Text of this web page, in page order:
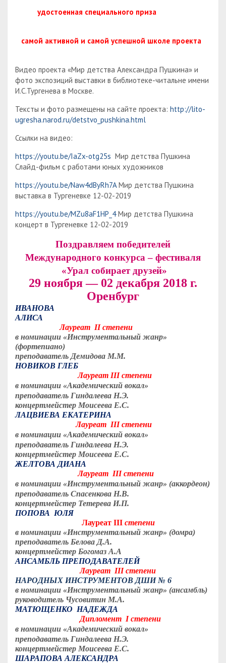
удостоенная специального приза
самой активной и самой успешной школе проекта
Видео проекта «Мир детства Александра Пушкина» и
фото экспозиций выставки в библиотеке-читальне имени
И.С.Тургенева в Москве.
Тексты и фото размещены на сайте проекта: http://lito-
ugresha.narod.ru/detstvo_pushkina.html
Ссылки на видео:
https://youtu.be/IaZx-otg25s Мир детства Пушкина
Слайд-фильм с работами юных художников
https://youtu.be/Naw4dByRh7AМир детства Пушкина
выставка в Тургеневке 12-02-2019
https://youtu.be/MZu8aF1HP_4Мир детства Пушкина
концерт в Тургеневке 12-02-2019
Поздравляем победителей
Международного конкурса – фестиваля
«Урал собирает друзей»
29 ноября — 02 декабря 2018 г.
Оренбург
ИВАНОВА
АЛИСА
Лауреат IIстепени
в номинации «Инструментальный жанр»
(фортепиано)
преподаватель Демидова М.М.
НОВИКОВ ГЛЕБ
Лауреат III степени
в номинации «Академический вокал»
преподаватель Гиндалеева Н.Э.
концертмейстер Моисеева Е.С.
ЛАЦВИЕВА ЕКАТЕРИНА
Лауреат III степени
в номинации «Академический вокал»
преподаватель Гиндалеева Н.Э.
концертмейстер Моисеева Е.С.
ЖЕЛТОВА ДИАНА
Лауреат III степени
в номинации «Инструментальный жанр» (аккордеон)
преподаватель Спасенкова Н.В.
концертмейстер Тетерева И.П.
ПОПОВА ЮЛЯ
Лауреат III степени
в номинации «Инструментальный жанр» (домра)
преподаватель Белова Д.А.
концертмейстер Богомаз А.А
АНСАМБЛЬ ПРЕПОДАВАТЕЛЕЙ
Лауреат III степени
НАРОДНЫХ ИНСТРУМЕНТОВ ДШИ № 6
в номинации «Инструментальный жанр» (ансамбль)
руководитель Чусовитин М.А.
МАТЮЩЕНКО НАДЕЖДА
Дипломент Iстепени
в номинации «Академический вокал»
преподаватель Гиндалеева Н.Э.
концертмейстер Моисеева Е.С.
ШАРАПОВА АЛЕКСАНДРА